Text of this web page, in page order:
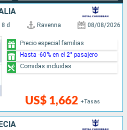
8 d Ravenna 08/08/2026
US$ 1,662 +Tasas
Precio especial familias
Hasta -60% en el 2° pasajero
Comidas incluidas